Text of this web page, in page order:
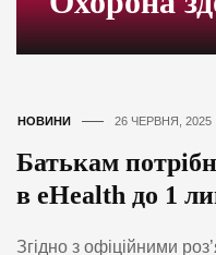
НОВИНИ 26 ЧЕРВНЯ, 2025
Батькам
в eHealth до 1
Згідно з офіційними